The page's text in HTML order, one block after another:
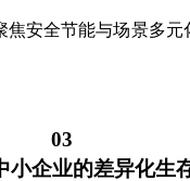
安全节能与场景多
03
小企业的差异化生